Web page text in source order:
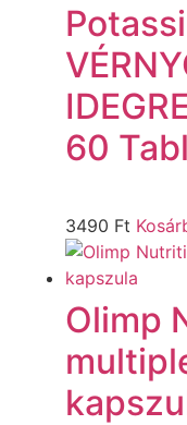
60
3490 Ft
Olimp